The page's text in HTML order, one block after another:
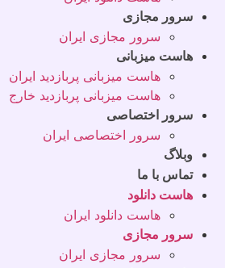
سرور مجازی
سرور مجازی ایران
هاست میزبانی
هاست میزبانی پربازدید ایران
هاست میزبانی پربازدید خارج
سرور اختصاصی
سرور اختصاصی ایران
وبلاگ
تماس با ما
هاست دانلود
هاست دانلود ایران
سرور مجازی
سرور مجازی ایران